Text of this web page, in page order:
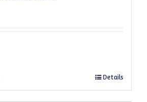
Details